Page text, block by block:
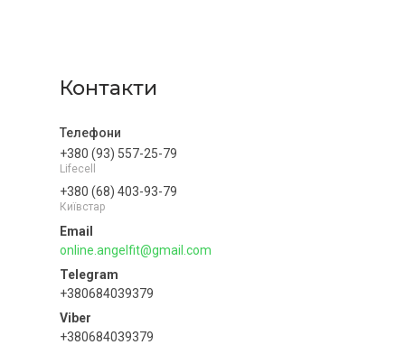
Контакти
+380 (93) 557-25-79
Lifecell
+380 (68) 403-93-79
Київстар
online.angelfit@gmail.com
+380684039379
+380684039379